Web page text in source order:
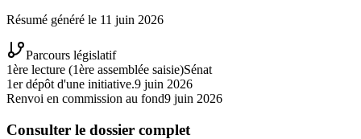
Résumé généré le 11 juin 2026
Parcours législatif
1ère lecture (1ère assemblée saisie)Sénat
1er dépôt d'une initiative.9 juin 2026
Renvoi en commission au fond9 juin 2026
Consulter le dossier complet